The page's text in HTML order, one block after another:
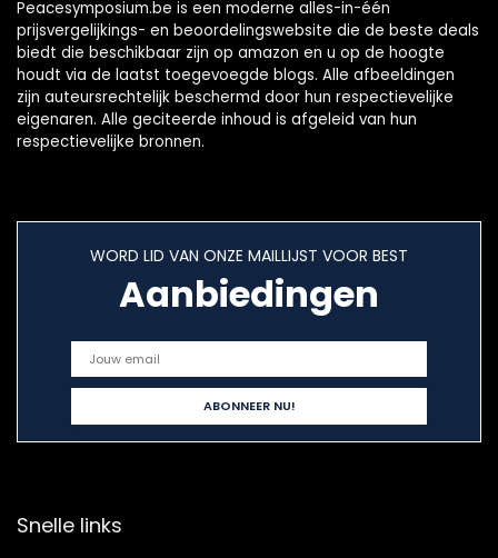
Peacesymposium.be is een moderne alles-in-één
prijsvergelijkings- en beoordelingswebsite die de beste deals
biedt die beschikbaar zijn op amazon en u op de hoogte
houdt via de laatst toegevoegde blogs. Alle afbeeldingen
zijn auteursrechtelijk beschermd door hun respectievelijke
eigenaren. Alle geciteerde inhoud is afgeleid van hun
respectievelijke bronnen.
WORD LID VAN ONZE MAILLIJST VOOR BEST
Aanbiedingen
Snelle links